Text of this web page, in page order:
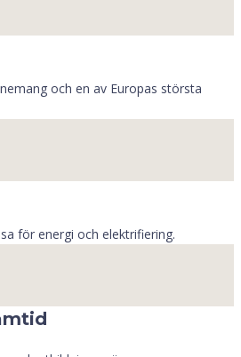
och en av Europas största
för energi och elektrifiering.